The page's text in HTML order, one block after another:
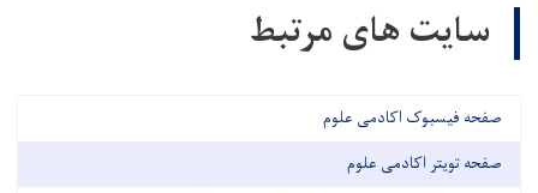
سایت های مرتبط
صفحه فیسبوک اکادمی علوم
صفحه تویتر اکادمی علوم